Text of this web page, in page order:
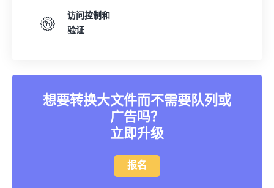
访问控制和
验证
想要转换大文件而不需要队列或
广告吗？
立即升级
报名